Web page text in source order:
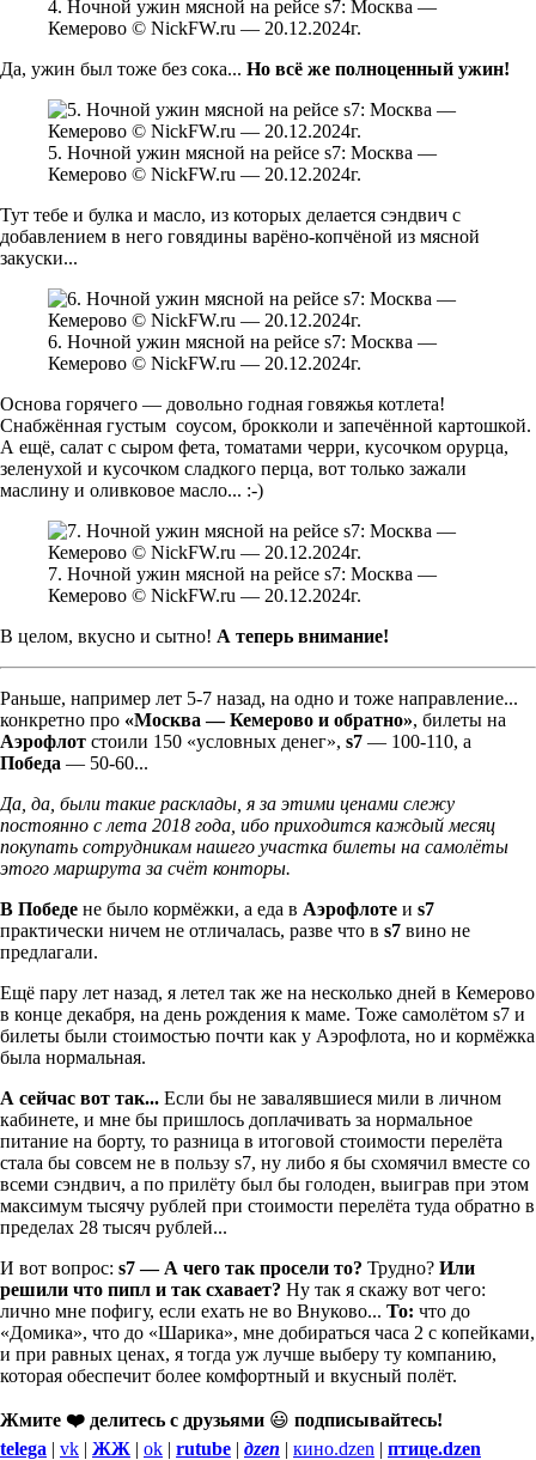
4. Ночной ужин мясной на рейсе s7: Москва —
Кемерово © NickFW.ru — 20.12.2024г.
Да, ужин был тоже без сока... Но всё же полноценный ужин!
5. Ночной ужин мясной на рейсе s7: Москва —
Кемерово © NickFW.ru — 20.12.2024г.
Тут тебе и булка и масло, из которых делается сэндвич с
добавлением в него говядины варёно-копчёной из мясной
закуски...
6. Ночной ужин мясной на рейсе s7: Москва —
Кемерово © NickFW.ru — 20.12.2024г.
Основа горячего — довольно годная говяжья котлета!
Снабжённая густым соусом, брокколи и запечённой картошкой.
А ещё, салат с сыром фета, томатами черри, кусочком орурца,
зеленухой и кусочком сладкого перца, вот только зажали
маслину и оливковое масло... :-)
7. Ночной ужин мясной на рейсе s7: Москва —
Кемерово © NickFW.ru — 20.12.2024г.
В целом, вкусно и сытно! А теперь внимание!
Раньше, например лет 5-7 назад, на одно и тоже направление...
конкретно про «Москва — Кемерово и обратно», билеты на
Аэрофлот стоили 150 «условных денег», s7 — 100-110, а
Победа — 50-60...
Да, да, были такие расклады, я за этими ценами слежу
постоянно с лета 2018 года, ибо приходится каждый месяц
покупать сотрудникам нашего участка билеты на самолёты
этого маршрута за счёт конторы.
В Победе не было кормёжки, а еда в Аэрофлоте и s7
практически ничем не отличалась, разве что в s7 вино не
предлагали.
Ещё пару лет назад, я летел так же на несколько дней в Кемерово
в конце декабря, на день рождения к маме. Тоже самолётом s7 и
билеты были стоимостью почти как у Аэрофлота, но и кормёжка
была нормальная.
А сейчас вот так... Если бы не завалявшиеся мили в личном
кабинете, и мне бы пришлось доплачивать за нормальное
питание на борту, то разница в итоговой стоимости перелёта
стала бы совсем не в пользу s7, ну либо я бы схомячил вместе со
всеми сэндвич, а по прилёту был бы голоден, выиграв при этом
максимум тысячу рублей при стоимости перелёта туда обратно в
пределах 28 тысяч рублей...
И вот вопрос: s7 — А чего так просели то? Трудно? Или
решили что пипл и так схавает? Ну так я скажу вот чего:
лично мне пофигу, если ехать не во Внуково... То: что до
«Домика», что до «Шарика», мне добираться часа 2 с копейками,
и при равных ценах, я тогда уж лучше выберу ту компанию,
которая обеспечит более комфортный и вкусный полёт.
Жмите ❤️ делитесь с друзьями 😃 подписывайтесь!
telega | vk | ЖЖ | ok | rutube | дzen | кино.dzen | птице.dzen